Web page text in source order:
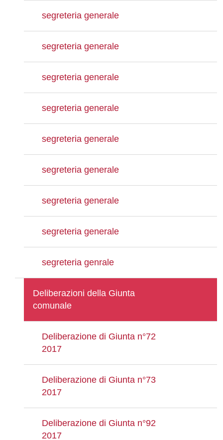
segreteria generale
segreteria generale
segreteria generale
segreteria generale
segreteria generale
segreteria generale
segreteria generale
segreteria generale
segreteria genrale
Deliberazioni della Giunta
comunale
Deliberazione di Giunta n°72
2017
Deliberazione di Giunta n°73
2017
Deliberazione di Giunta n°92
2017